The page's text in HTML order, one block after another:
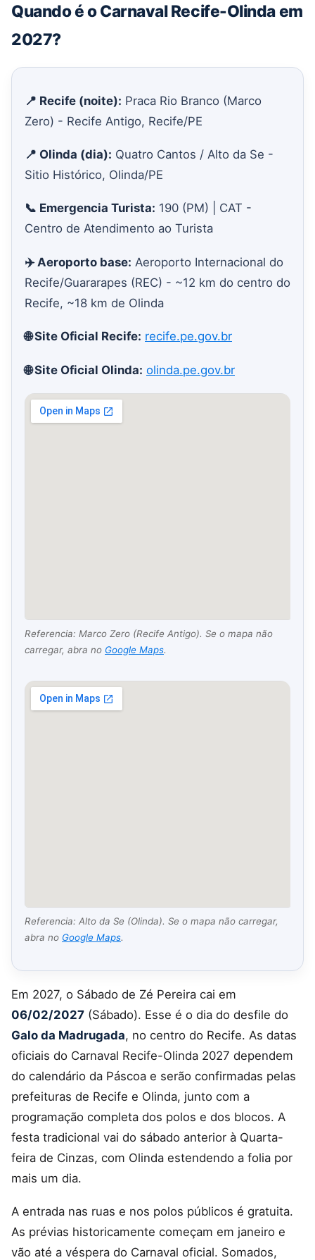
Quando é o Carnaval Recife-Olinda em
2027?
📍 Recife (noite): Praca Rio Branco (Marco
Zero) - Recife Antigo, Recife/PE
📍 Olinda (dia): Quatro Cantos / Alto da Se -
Sitio Histórico, Olinda/PE
📞 Emergencia Turista: 190 (PM) | CAT -
Centro de Atendimento ao Turista
✈️ Aeroporto base: Aeroporto Internacional do
Recife/Guararapes (REC) - ~12 km do centro do
Recife, ~18 km de Olinda
🌐 Site Oficial Recife: recife.pe.gov.br
🌐 Site Oficial Olinda: olinda.pe.gov.br
Referencia: Marco Zero (Recife Antigo). Se o mapa não
carregar, abra no Google Maps.
Referencia: Alto da Se (Olinda). Se o mapa não carregar,
abra no Google Maps.
Em 2027, o Sábado de Zé Pereira cai em
06/02/2027 (Sábado). Esse é o dia do desfile do
Galo da Madrugada, no centro do Recife. As datas
oficiais do Carnaval Recife-Olinda 2027 dependem
do calendário da Páscoa e serão confirmadas pelas
prefeituras de Recife e Olinda, junto com a
programação completa dos polos e dos blocos. A
festa tradicional vai do sábado anterior à Quarta-
feira de Cinzas, com Olinda estendendo a folia por
mais um dia.
A entrada nas ruas e nos polos públicos é gratuita.
As prévias historicamente começam em janeiro e
vão até a véspera do Carnaval oficial. Somados,